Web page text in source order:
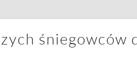
śniegowców